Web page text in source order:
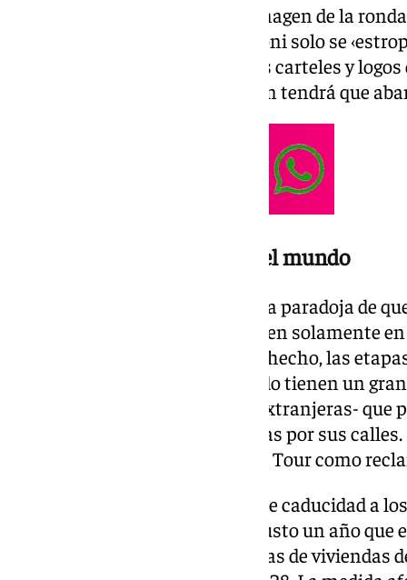
Para la posteridad quedará la imagen de la
calles barcelonesas. Para Collboni solo se
hemeroteca ligeramente por los carteles y
según anunció el regidor catalán tendrá que
Retransmisiones para todo el mundo
Un ‹troleo› involuntario con esta paradoja de
deportivos que ya no se entienden solamente
acontecimientos turísticos. De hecho, las
retransmitidas en todo el mundo tienen un
las ciudades -muchas de ellas extranjeras- que
importantes o pasen los ciclistas por sus
Barcelona y Cataluña acuden al Tour como
Barcelona puso en 2025 fecha de caducidad a
Jaume Collboni anunció hace justo un año
renovará ninguna de las licencias de viviendas